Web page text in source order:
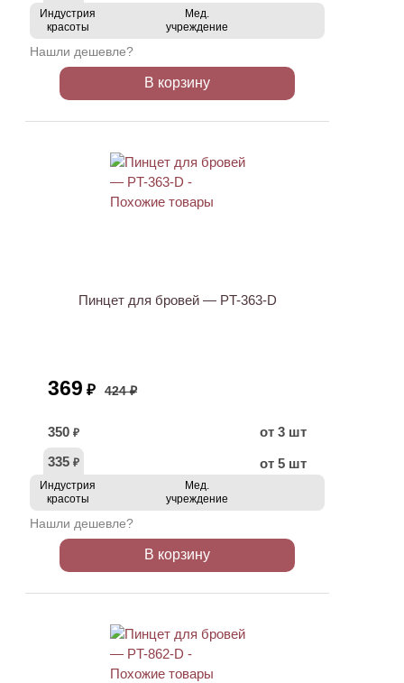
Индустрия
красоты
Мед.
учреждение
Нашли дешевле?
В корзину
Пинцет для бровей — PT-363-D
369 ₽ 424 ₽
350 ₽
от 3 шт
335 ₽ от 5 шт
Индустрия
красоты
Мед.
учреждение
Нашли дешевле?
В корзину